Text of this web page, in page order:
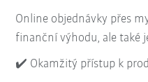
Online objednávky přes
finanční výhodu, ale také
✔️ Okamžitý přístup k